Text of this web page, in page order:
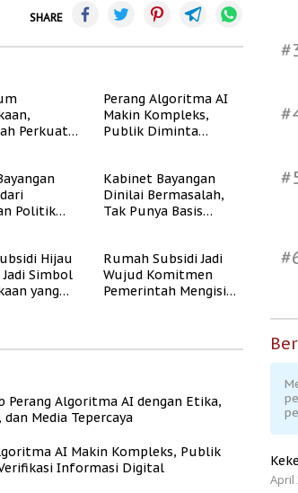
SHARE
Perkuat
Perang Algoritma AI
Makin Kompleks,
Publik Diminta
Politik
Kabinet Bayangan
Dinilai Bermasalah,
Tak Punya Basis
Hijau
Simbol
yang
Rumah Subsidi Jadi
Wujud Komitmen
Pemerintah Mengisi
Perang Algoritma AI dengan Etika,
dan Media Tepercaya
AI Makin Kompleks, Publik
Informasi Digital
April